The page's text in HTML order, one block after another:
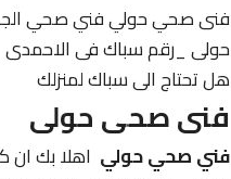
فنى صحي حولي فني صحي
حولى _رقم سباك فى
هل تحتاج الى سباك لمنزلك
فنى صحى حولى
فني صحي حولي اهلا بك ان